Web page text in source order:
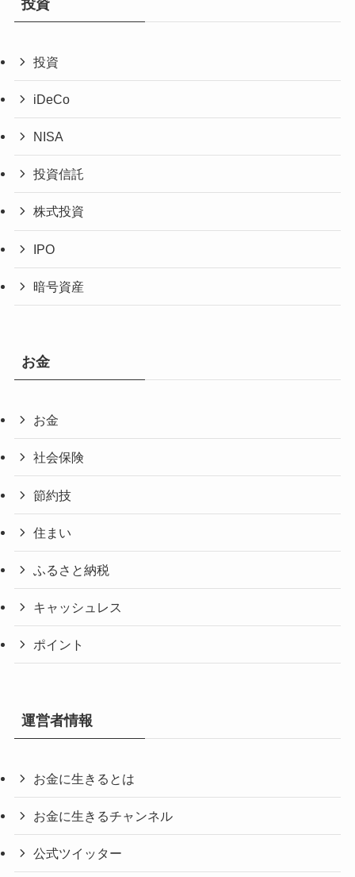
投資
投資
iDeCo
NISA
投資信託
株式投資
IPO
暗号資産
お金
お金
社会保険
節約技
住まい
ふるさと納税
キャッシュレス
ポイント
運営者情報
お金に生きるとは
お金に生きるチャンネル
公式ツイッター